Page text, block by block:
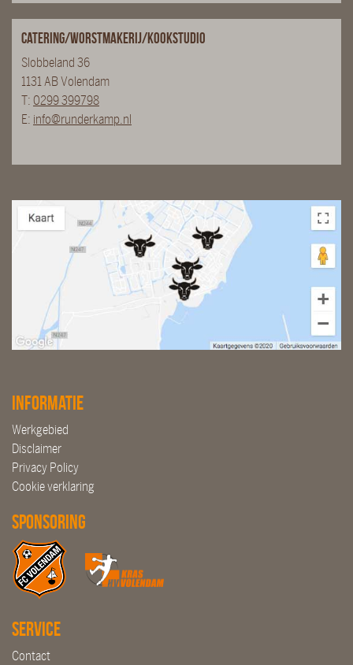
Catering/Worstmakerij/Kookstudio
Slobbeland 36
1131 AB Volendam
T: 0299 399798
E: info@runderkamp.nl
Informatie
Werkgebied
Disclaimer
Privacy Policy
Cookie verklaring
Sponsoring
Service
Contact